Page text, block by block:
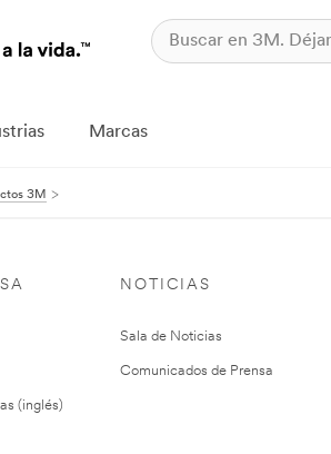
Marcas
3M
(inglés)
NOTICIAS
Sala de Noticias
Comunicados de Prensa